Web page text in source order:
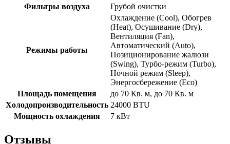
Фильтры воздуха Грубой очистки
Режимы работы
Охлаждение (Cool), Обогрев
(Heat), Осушивание (Dry),
Вентиляция (Fan),
Автоматический (Auto),
Позиционирование жалюзи
(Swing), Турбо-режим (Turbo),
Ночной режим (Sleep),
Энергосбережение (Eco)
Площадь помещения
до 70 Кв. м, до 70 Кв. м
Холодопроизводительность 24000 BTU
Мощность охлаждения
7 кВт
Отзывы